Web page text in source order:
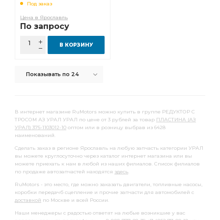
зуб фланец ЗАДНИЙ i=7,49
РЕДУКТОР ПЕРЕДНЕГО
ТРУБКА ВОЗДУХОВОДНАЯ АЗ УРАЛ
РЕДУКТОР СРЕДНЕГО МОСТА i=7.49
СРЕДНЕГО МОСТА i=7.49
СРЕДНЕГО МОСТА i=7.49 49 зуб зуб АЗ УРАЛ
РЫЧАГ АЗ УРАЛ ДОМ 100% ТРУБКА ОТ КРАНА
торцевые шлицы АЗ УРАЛ Цилиндр тормозной
Прокладка крышки зуб фланец с торц.
Под заказ
Цена в Ярославль
По запросу
В КОРЗИНУ
Показывать по 24
В интернет магазине RuMotors можно купить в группе РЕДУКТОР С
ТРОСОМ АЗ УРАЛ УРАЛ по цене от 3 рублей за товар ПЛАСТИНА (АЗ
УРАЛ) 375-1103012-10 оптом или в розницу выбрав из 6428
наименований.
Сделать заказ в регионе Ярославль на любую запчасть категории УРАЛ
вы можете круглосуточно через каталог интернет магазина или вы
можете приехать к нам в любой из наших филиалов. Список филиалов
по продаже автозапчастей находятся здесь.
RuMotors - это место, где можно заказать двигатели, топливные насосы,
коробки передачб сцепление и прочие запчасти для автомобилей с
доставкой по Москве и всей России.
Наши менеджеры с радостью ответят на любые возникшие у вас